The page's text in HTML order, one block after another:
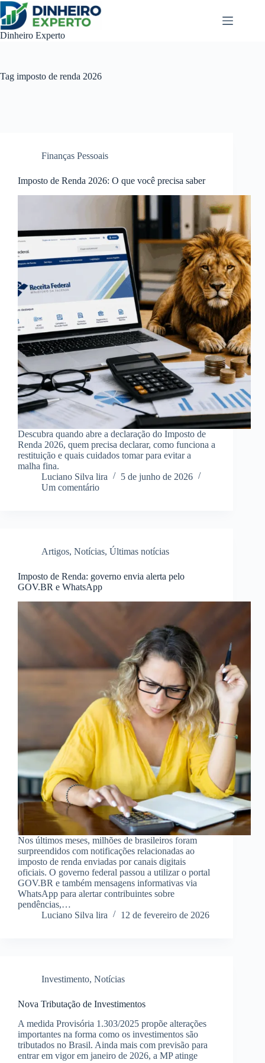
Pular
para
o
conteúdo
Dinheiro Experto
Tag imposto de renda 2026
Finanças Pessoais
Imposto de Renda 2026: O que você precisa saber
Descubra quando abre a declaração do Imposto de
Renda 2026, quem precisa declarar, como funciona a
restituição e quais cuidados tomar para evitar a
malha fina.
Luciano Silva lira
5 de junho de 2026
Um comentário
Artigos, Notícias, Últimas notícias
Imposto de Renda: governo envia alerta pelo
GOV.BR e WhatsApp
Nos últimos meses, milhões de brasileiros foram
surpreendidos com notificações relacionadas ao
imposto de renda enviadas por canais digitais
oficiais. O governo federal passou a utilizar o portal
GOV.BR e também mensagens informativas via
WhatsApp para alertar contribuintes sobre
pendências,…
Luciano Silva lira
12 de fevereiro de 2026
Investimento, Notícias
Nova Tributação de Investimentos
A medida Provisória 1.303/2025 propõe alterações
importantes na forma como os investimentos são
tributados no Brasil. Ainda mais com previsão para
entrar em vigor em janeiro de 2026, a MP atinge